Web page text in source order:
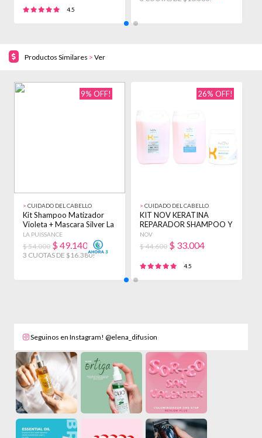
4.5
Productos Similares > Ver
9% OFF!
> CUIDADO DEL CABELLO
Kit Shampoo Matizador
Violeta + Mascara Silver La
Puissance
LA PUISSANCE
$ 54.000 $ 49.140
3 CUOTAS DE $16.380!
26% OFF!
> CUIDADO DEL CABELLO
KIT NOV KERATINA
REPARADOR SHAMPOO Y
ENJUAGUE 3900ML +
BAÑO
NOV
$ 44.600 $ 33.004
4.5
Seguinos en Instagram! @elena_difusion